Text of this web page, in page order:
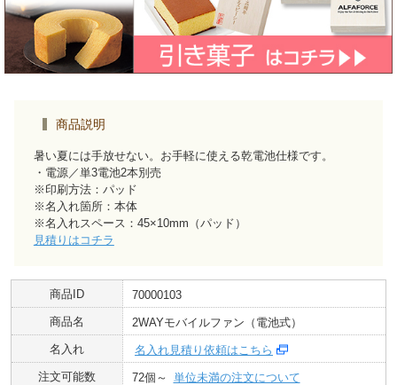
商品説明
暑い夏には手放せない。お手軽に使える乾電池仕様です。
・電源／単3電池2本別売
※印刷方法：パッド
※名入れ箇所：本体
※名入れスペース：45×10mm（パッド）
見積りはコチラ
商品ID
70000103
商品名
2WAYモバイルファン（電池式）
名入れ
名入れ見積り依頼はこちら
注文可能数
72個～ 単位未満の注文について